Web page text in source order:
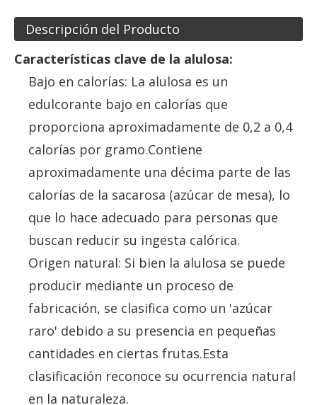
Descripción del Producto
Características clave de la alulosa:
Bajo en calorías: La alulosa es un
edulcorante bajo en calorías que
proporciona aproximadamente de 0,2 a 0,4
calorías por gramo.Contiene
aproximadamente una décima parte de las
calorías de la sacarosa (azúcar de mesa), lo
que lo hace adecuado para personas que
buscan reducir su ingesta calórica.
Origen natural: Si bien la alulosa se puede
producir mediante un proceso de
fabricación, se clasifica como un 'azúcar
raro' debido a su presencia en pequeñas
cantidades en ciertas frutas.Esta
clasificación reconoce su ocurrencia natural
en la naturaleza.